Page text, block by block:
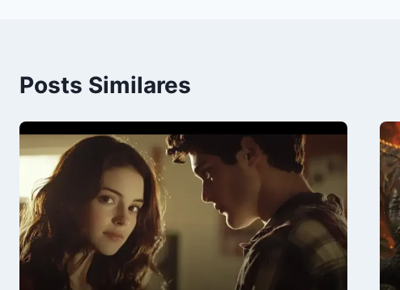
Posts Similares